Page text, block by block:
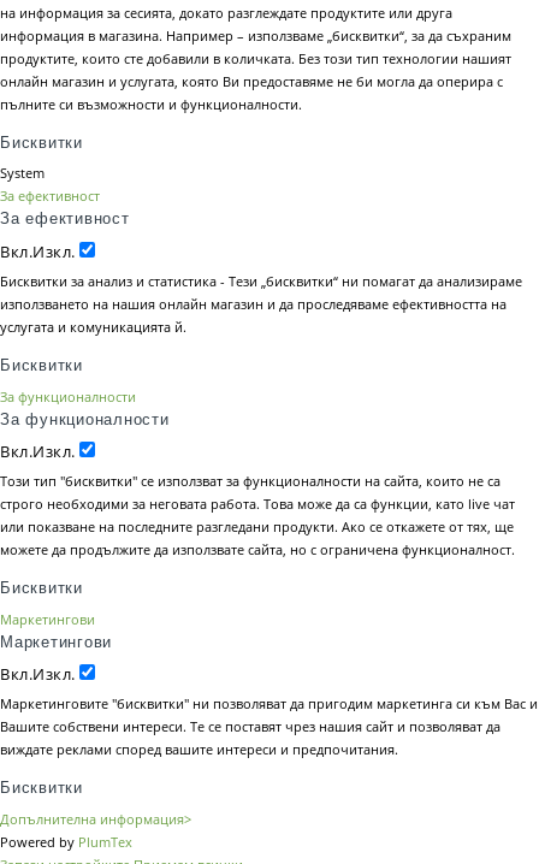
на информация за сесията, докато разглеждате продуктите или друга
информация в магазина. Например – използваме „бисквитки“, за да съхраним
продуктите, които сте добавили в количката. Без този тип технологии нашият
онлайн магазин и услугата, която Ви предоставяме не би могла да оперира с
пълните си възможности и функционалности.
Бисквитки
System
За ефективност
За ефективност
Вкл.Изкл.
Бисквитки за анализ и статистика - Тези „бисквитки“ ни помагат да анализираме
използването на нашия онлайн магазин и да проследяваме ефективността на
услугата и комуникацията й.
Бисквитки
За функционалности
За функционалности
Вкл.Изкл.
Този тип "бисквитки" се използват за функционалности на сайта, които не са
строго необходими за неговата работа. Това може да са функции, като live чат
или показване на последните разгледани продукти. Ако се откажете от тях, ще
можете да продължите да използвате сайта, но с ограничена функционалност.
Бисквитки
Маркетингови
Маркетингови
Вкл.Изкл.
Маркетинговите "бисквитки" ни позволяват да пригодим маркетинга си към Вас и
Вашите собствени интереси. Те се поставят чрез нашия сайт и позволяват да
виждате реклами според вашите интереси и предпочитания.
Бисквитки
Допълнителна информация>
Powered by PlumTex